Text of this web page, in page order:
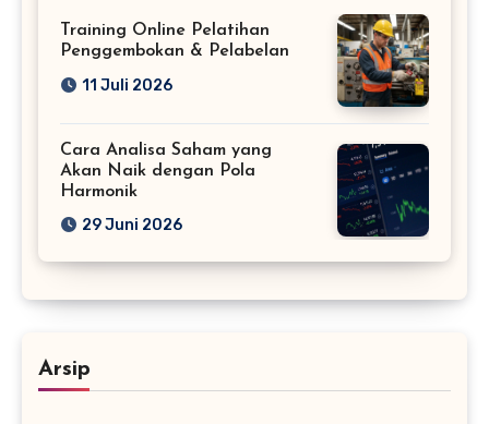
Training Online Pelatihan
Penggembokan & Pelabelan
11 Juli 2026
Cara Analisa Saham yang
Akan Naik dengan Pola
Harmonik
29 Juni 2026
Arsip